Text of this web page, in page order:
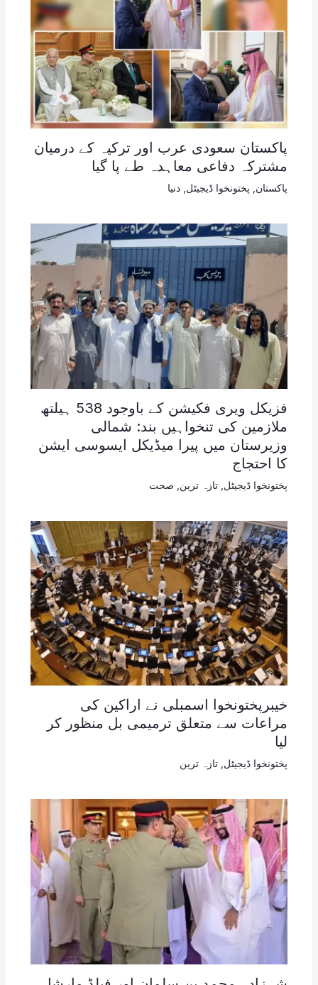
پاکستان سعودی عرب اور ترکیہ کے درمیان
مشترکہ دفاعی معاہدہ طے پا گیا
پاکستان پختونخوا ڈیجیٹل دنیا
فزیکل ویری فکیشن کے باوجود 538 ہیلتھ
ملازمین کی تنخواہیں بند: شمالی
وزیرستان میں پیرا میڈیکل ایسوسی ایشن
کا احتجاج
پختونخوا ڈیجیٹل تازہ ترین صحت
خیبرپختونخوا اسمبلی نے اراکین کی
مراعات سے متعلق ترمیمی بل منظور کر
لیا
پختونخوا ڈیجیٹل تازہ ترین